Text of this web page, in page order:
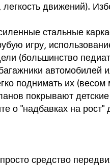
движений).
стальные
игру,
(большинство
автомобилей
поднимать их (весом
покрывают
о "надбавках на
средство